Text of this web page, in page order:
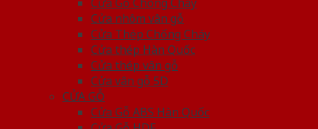
Cửa nhôm vân gỗ
Cửa Thép Chống Cháy
Cửa thép Hàn Quốc
Cửa thép vân gỗ
Cửa vân gỗ 5D
CỬA GỖ
Cửa Gỗ ABS Hàn Quốc